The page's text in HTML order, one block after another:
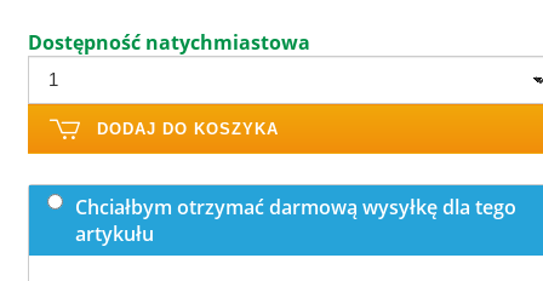
Dostępność natychmiastowa
DODAJ DO KOSZYKA
Chciałbym otrzymać darmową wysyłkę dla tego
artykułu